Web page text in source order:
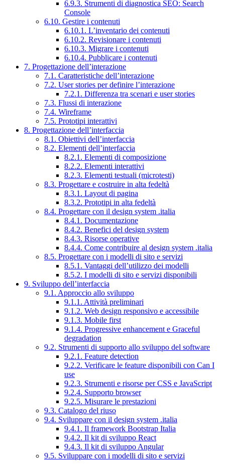
6.9.3. Strumenti di diagnostica SEO: Search
Console
6.10. Gestire i contenuti
6.10.1. L’inventario dei contenuti
6.10.2. Revisionare i contenuti
6.10.3. Migrare i contenuti
6.10.4. Pubblicare i contenuti
7. Progettazione dell’interazione
7.1. Caratteristiche dell’interazione
7.2. User stories per definire l’interazione
7.2.1. Differenza tra scenari e user stories
7.3. Flussi di interazione
7.4. Wireframe
7.5. Prototipi interattivi
8. Progettazione dell’interfaccia
8.1. Obiettivi dell’interfaccia
8.2. Elementi dell’interfaccia
8.2.1. Elementi di composizione
8.2.2. Elementi interattivi
8.2.3. Elementi testuali (microtesti)
8.3. Progettare e costruire in alta fedeltà
8.3.1. Layout di pagina
8.3.2. Prototipi in alta fedeltà
8.4. Progettare con il design system .italia
8.4.1. Documentazione
8.4.2. Benefici del design system
8.4.3. Risorse operative
8.4.4. Come contribuire al design system .italia
8.5. Progettare con i modelli di sito e servizi
8.5.1. Vantaggi dell’utilizzo dei modelli
8.5.2. I modelli di sito e servizi disponibili
9. Sviluppo dell’interfaccia
9.1. Approccio allo sviluppo
9.1.1. Attività preliminari
9.1.2. Web design responsivo e accessibile
9.1.3. Mobile first
9.1.4. Progressive enhancement e Graceful
degradation
9.2. Strumenti di supporto allo sviluppo del software
9.2.1. Feature detection
9.2.2. Verificare le feature disponibili con Can I
use
9.2.3. Strumenti e risorse per CSS e JavaScript
9.2.4. Supporto browser
9.2.5. Misurare le prestazioni
9.3. Catalogo del riuso
9.4. Sviluppare con il design system .italia
9.4.1. Il framework Bootstrap Italia
9.4.2. Il kit di sviluppo React
9.4.3. Il kit di sviluppo Angular
9.5. Sviluppare con i modelli di sito e servizi